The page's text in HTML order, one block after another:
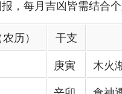
，每月吉凶皆需结合
历） 干支
庚寅
木火